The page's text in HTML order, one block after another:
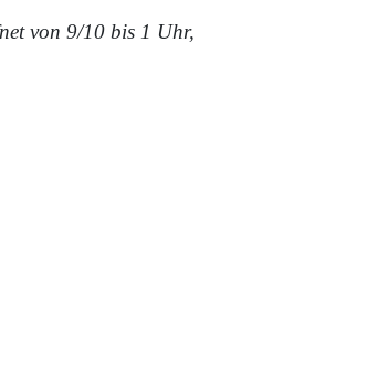
von 9/10 bis 1 Uhr,